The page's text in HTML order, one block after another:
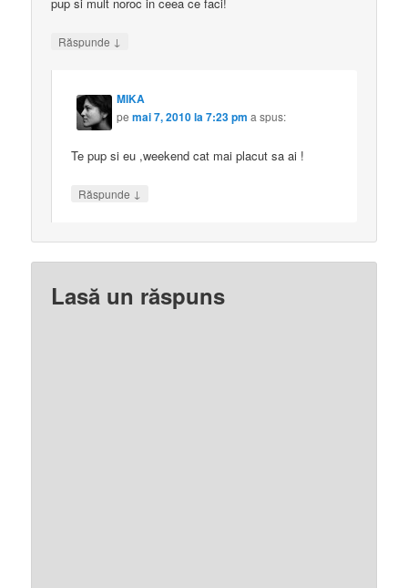
Răspunde ↓
MIKA
pemai 7, 2010 la 7:23 pm a spus:
Te pup si eu ,weekend cat mai placut sa ai !
Răspunde ↓
Lasă un răspuns